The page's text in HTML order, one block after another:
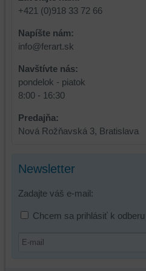
+421 (0)918 33 72 66
Napíšte nám:
info@ferart.sk
Navštívte nás:
pondelok - piatok
8:00 - 16:30
Predajňa:
Nová Rožňavská 3, Bratislava
Newsletter
Zadajte váš e-mail:
Chcem sa prihlásiť k
a
dosiahnutie
základnej
funkčnosti
platformy,
zážitku
z
a
zabezpečenia.
funkcie,
ktoré
zlepšujú
váš
zážitok
z
prehliadania,
niektoré
z
bez
aby
ste
používateľský